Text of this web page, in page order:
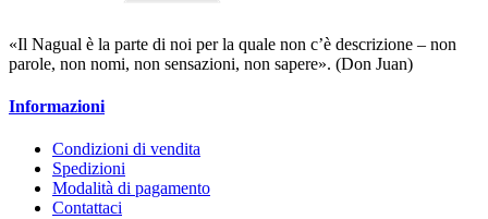
«Il Nagual è la parte di noi per la quale non c’è descrizione – non
parole, non nomi, non sensazioni, non sapere». (Don Juan)
Informazioni
Condizioni di vendita
Spedizioni
Modalità di pagamento
Contattaci